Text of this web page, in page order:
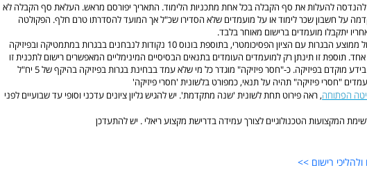
להנדסה להעלות את סף הקבלה בכל אחת מתכניות הלימוד. התאריך יפורסם מראש. העלאת סף הקבלה לא
על חשבון שכר לימוד או על מועמדים שלא הסדירו שכ"ל אך המועד להסדרתו טרם חלף. הפקולטה
יתקבלו מועמדים ברישום מאוחר בלבד.
ציון התאמה-הנדסה* מבוסס על שקלול ממוצע הבגרות עם הציון הפסיכומטרי, בתוספת בונוס 10 נקודות לנבחנים בבגרות במתמטיקה ובפיזיקה
המתקבלים לפקולטה להנדסה חייבים בידע מוקדם בפיזיקה. כ-"חסר פיזיקה" מוגדר כל מי שלא עמד בבחינת בגרות בפיזיקה בהיקף של 5 יח"ל
הפתוחה, ראה פירוט תחת לשונית 'שנה מתקדמת'. יש להגיש גליון ציונים עדכני וסופי עד שבועיים לפני
המקצועות הטכנולוגיים לצורך עמידה בדרישת מקצוע ריאלי . יש להתעדכן
רישום >>